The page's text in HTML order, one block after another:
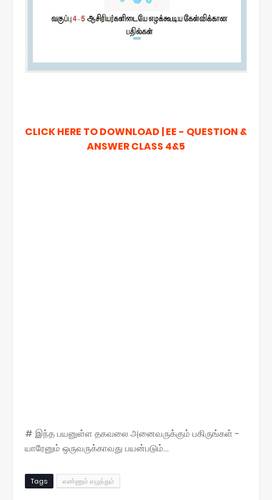
CLICK HERE TO DOWNLOAD | EE - QUESTION &
ANSWER CLASS 4&5
# இந்த பயனுள்ள தகவலை அனைவருக்கும் பகிருங்கள் -
யாரேனும் ஒருவருக்காவது பயன்படும்...
Tags எண்ணும் எழுத்தும்